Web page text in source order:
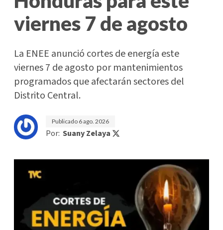
viernes 7 de agosto
La ENEE anunció cortes de energía este
viernes 7 de agosto por mantenimientos
programados que afectarán sectores del
Distrito Central.
Publicado 6 ago. 2026
Por: Suany Zelaya